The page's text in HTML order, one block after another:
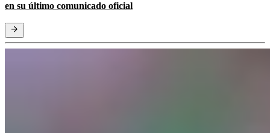
en su último comunicado oficial